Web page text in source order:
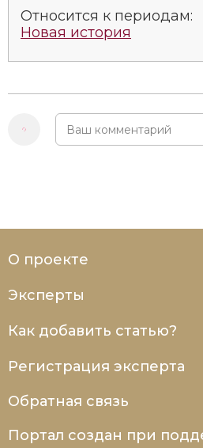
Относится к периодам:
Новая история
О проекте
Эксперты
Как добавить статью?
Регистрация эксперта
Обратная связь
Портал создан при